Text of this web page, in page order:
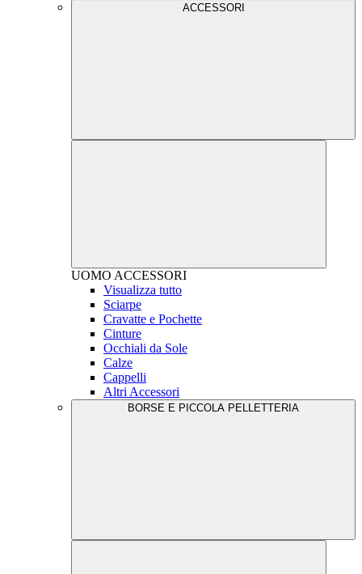
ACCESSORI
UOMO ACCESSORI
Visualizza tutto
Sciarpe
Cravatte e Pochette
Cinture
Occhiali da Sole
Calze
Cappelli
Altri Accessori
BORSE E PICCOLA PELLETTERIA